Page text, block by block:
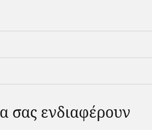
σας ενδιαφέρουν